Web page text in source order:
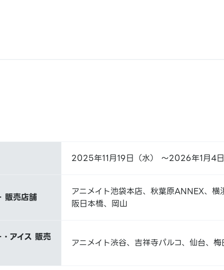
2025年11月19日（水） ～2026年1月4
販売店舗
アニメイト池袋本店、秋葉原ANNEX、横
阪日本橋、岡山
アイス 販売 アニメイト渋谷、吉祥寺パルコ、仙台、梅